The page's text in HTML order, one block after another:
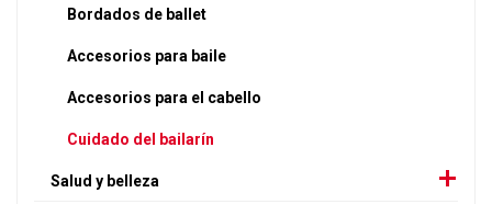
Bordados de ballet
Accesorios para baile
Accesorios para el cabello
Cuidado del bailarín
Salud y belleza